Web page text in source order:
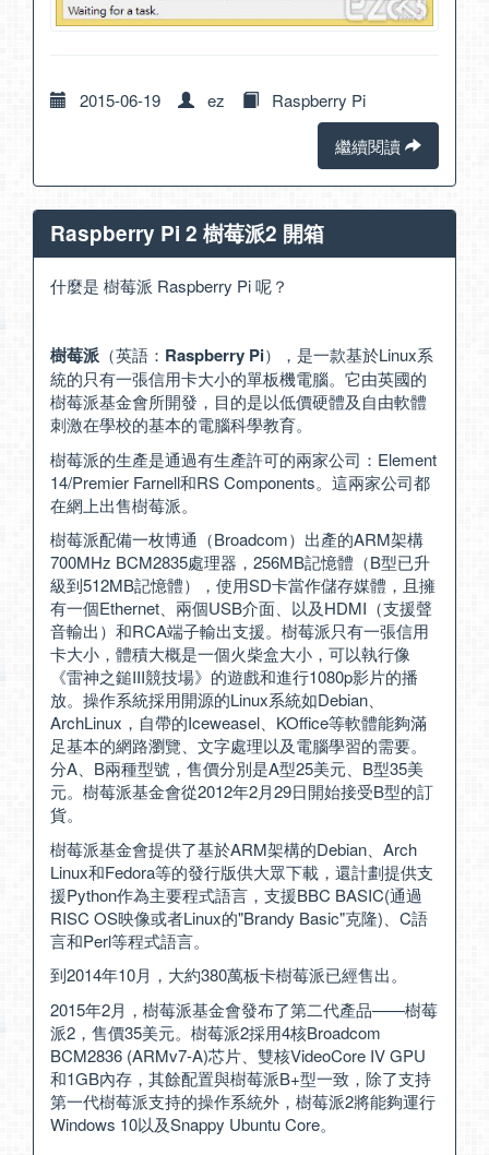
2015-06-19 ez
Raspberry Pi
繼續閱讀
Raspberry Pi 2 樹莓派2 開箱
什麼是 樹莓派 Raspberry Pi 呢？
樹莓派 （英語： Raspberry Pi），是一款基於Linux系
統的只有一張信用卡大小的單板機電腦。它由英國的
樹莓派基金會所開發，目的是以低價硬體及自由軟體
刺激在學校的基本的電腦科學教育。
樹莓派的生產是通過有生產許可的兩家公司：Element
14/Premier Farnell和RS Components。這兩家公司都
在網上出售樹莓派。
樹莓派配備一枚博通（Broadcom）出產的ARM架構
700MHz BCM2835處理器，256MB記憶體（B型已升
級到512MB記憶體），使用SD卡當作儲存媒體，且擁
有一個Ethernet、兩個USB介面、以及HDMI（支援聲
音輸出）和RCA端子輸出支援。樹莓派只有一張信用
卡大小，體積大概是一個火柴盒大小，可以執行像
《雷神之鎚III競技場》的遊戲和進行1080p影片的播
放。操作系統採用開源的Linux系統如Debian、
ArchLinux，自帶的Iceweasel、KOffice等軟體能夠滿
足基本的網路瀏覽、文字處理以及電腦學習的需要。
分A、B兩種型號，售價分別是A型25美元、B型35美
元。樹莓派基金會從2012年2月29日開始接受B型的訂
貨。
樹莓派基金會提供了基於ARM架構的Debian、Arch
Linux和Fedora等的發行版供大眾下載，還計劃提供支
援Python作為主要程式語言，支援BBC BASIC(通過
RISC OS映像或者Linux的"Brandy Basic"克隆)、C語
言和Perl等程式語言。
到2014年10月，大約380萬板卡樹莓派已經售出。
2015年2月，樹莓派基金會發布了第二代產品——樹莓
派2，售價35美元。樹莓派2採用4核Broadcom
BCM2836 (ARMv7-A)芯片、雙核VideoCore IV GPU
和1GB內存，其餘配置與樹莓派B+型一致，除了支持
第一代樹莓派支持的操作系統外，樹莓派2將能夠運行
Windows 10以及Snappy Ubuntu Core。